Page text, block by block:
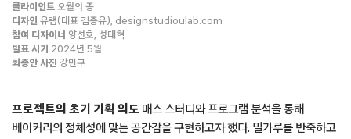
클라이언트 오월의 종
디자인 유랩(대표 김종유), designstudioulab.com
참여 디자이너 양선호, 성대혁
발표 시기
2024년 5월
최종안 사진 강민구
프로젝트의 초기 기획 의도 매스 스터디와 프로그램 분석을 통해
베이커리의 정체성에 맞는 공간감을 구현하고자 했다. 밀가루를 반죽하고